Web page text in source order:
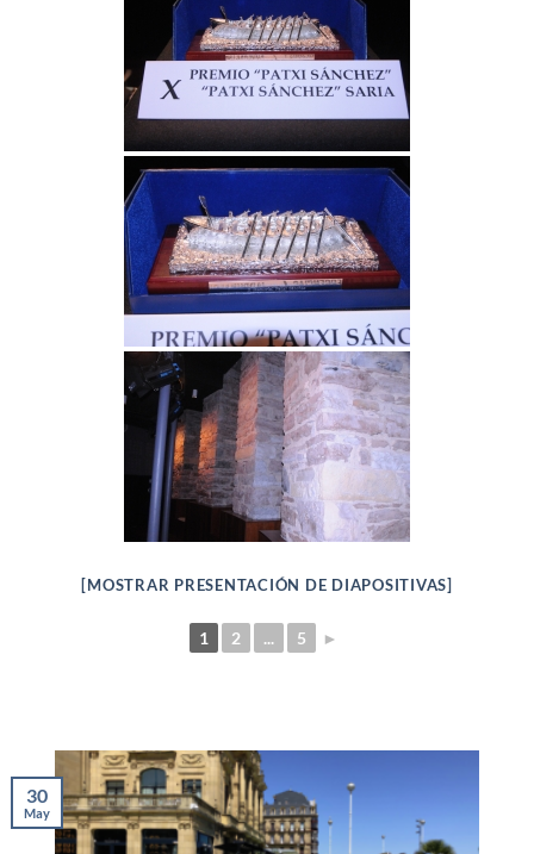
[MOSTRAR PRESENTACIÓN DE DIAPOSITIVAS]
1 2 ... 5 ►
30
May